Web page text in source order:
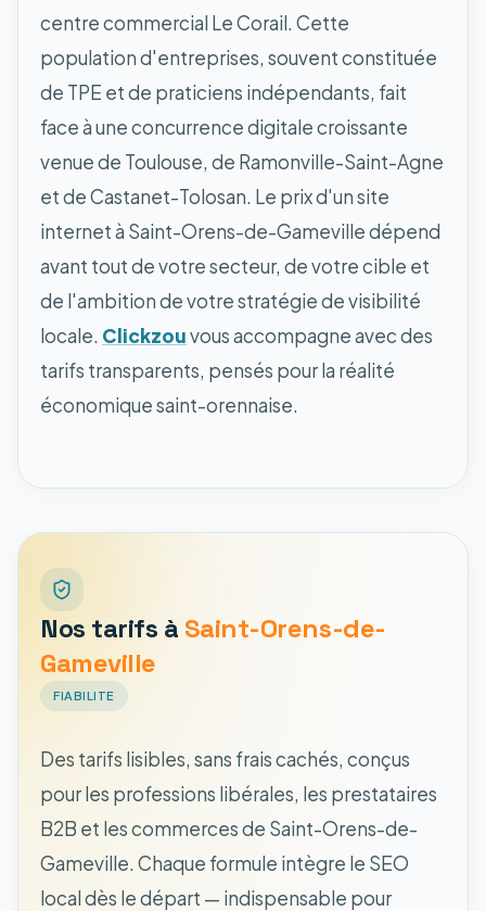
centre commercial Le Corail. Cette
population d'entreprises, souvent constituée
de TPE et de praticiens indépendants, fait
face à une concurrence digitale croissante
venue de Toulouse, de Ramonville-Saint-Agne
et de Castanet-Tolosan. Le prix d'un site
internet à Saint-Orens-de-Gameville dépend
avant tout de votre secteur, de votre cible et
de l'ambition de votre stratégie de visibilité
locale. Clickzouvous accompagne avec des
tarifs transparents, pensés pour la réalité
économique saint-orennaise.
Nos tarifs à Saint-Orens-de-
Gameville
FIABILITE
Des tarifs lisibles, sans frais cachés, conçus
pour les professions libérales, les prestataires
B2B et les commerces de Saint-Orens-de-
Gameville. Chaque formule intègre le SEO
local dès le départ — indispensable pour